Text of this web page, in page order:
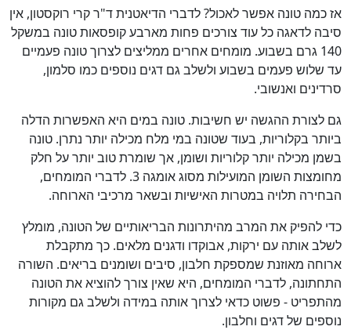
אז כמה טונה אפשר לאכול? לדברי הדיאטנית ד"ר קרי רוקסטון, אין
סיבה לדאגה כל עוד צורכים פחות מארבע קופסאות טונה במשקל
140 גרם בשבוע. מומחים אחרים ממליצים לצרוך טונה פעמיים
עד שלוש פעמים בשבוע ולשלב גם דגים נוספים כמו סלמון,
סרדינים ואנשובי.
גם לצורת ההגשה יש חשיבות. טונה במים היא האפשרות הדלה
ביותר בקלוריות, בעוד שטונה במי מלח מכילה יותר נתרן. טונה
בשמן מכילה יותר קלוריות ושומן, אך שומרת טוב יותר על חלק
מחומצות השומן המועילות מסוג אומגה 3. לדברי המומחים,
הבחירה תלויה במטרות האישיות ובשאר מרכיבי הארוחה.
כדי להפיק את המרב מהיתרונות הבריאותיים של הטונה, מומלץ
לשלב אותה עם ירקות, אבוקדו ודגנים מלאים. כך מתקבלת
ארוחה מאוזנת שמספקת חלבון, סיבים ושומנים בריאים. השורה
התחתונה, לדברי המומחים, היא שאין צורך להוציא את הטונה
מהתפריט - פשוט כדאי לצרוך אותה במידה ולשלב גם מקורות
נוספים של דגים וחלבון.